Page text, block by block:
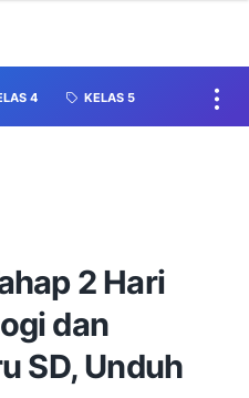
4 KELAS 5
2 Hari
dan
SD, Unduh